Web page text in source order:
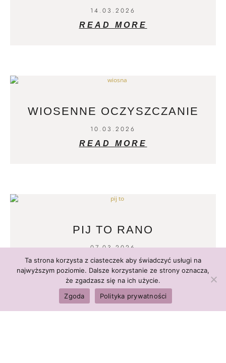
14.03.2026
READ MORE
WIOSENNE OCZYSZCZANIE
10.03.2026
READ MORE
PIJ TO RANO
07.03.2026
READ MORE
Ta strona korzysta z ciasteczek aby świadczyć usługi na
najwyższym poziomie. Dalsze korzystanie ze strony oznacza,
że zgadzasz się na ich użycie.
Zgoda
Polityka prywatności